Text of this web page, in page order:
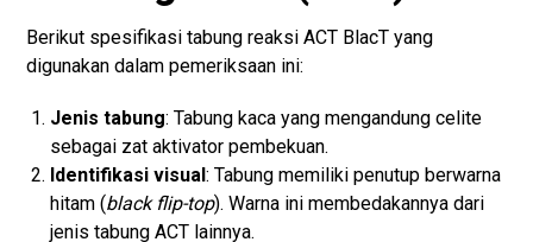
Berikut spesifikasi tabung reaksi ACT BlacT yang
digunakan dalam pemeriksaan ini:
Jenis tabung: Tabung kaca yang mengandung celite
sebagai zat aktivator pembekuan.
Identifikasi visual: Tabung memiliki penutup berwarna
hitam (black flip-top). Warna ini membedakannya dari
jenis tabung ACT lainnya.